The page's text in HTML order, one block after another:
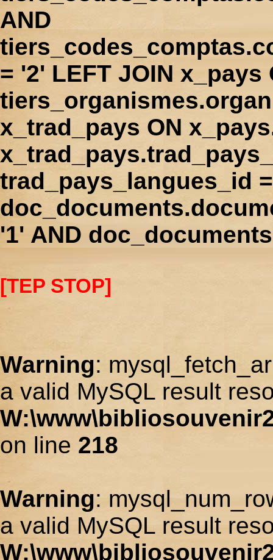
AND
= '2' LEFT JOIN
x_trad_pays ON
trad_pays_langues_id
'1' AND
[TEP STOP]
Warning:
a valid MySQL result
on line 218
Warning:
a valid MySQL result